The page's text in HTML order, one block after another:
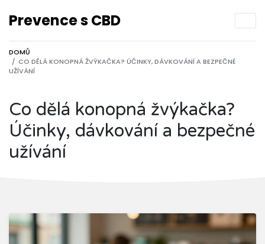
Prevence s CBD
DOMŮ
CO DĚLÁ KONOPNÁ ŽVÝKAČKA? ÚČINKY, DÁVKOVÁNÍ A BEZPEČNÉ
UŽÍVÁNÍ
Co dělá konopná žvýkačka?
Účinky, dávkování a bezpečné
užívání